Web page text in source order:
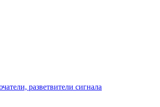
разветвители сигнала